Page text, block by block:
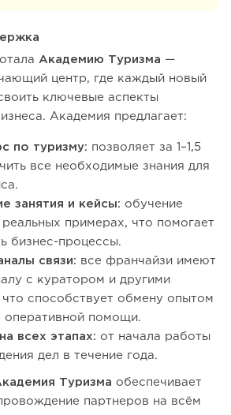
Академию Туризма —
центр, где каждый новый
ключевые аспекты
Академия предлагает:
по туризму: позволяет за 1–1,5
все необходимые знания для
занятия и кейсы: обучение
примерах, что помогает
бизнес-процессы.
связи: все франчайзи имеют
с куратором и другими
что способствует обмену опытом
оперативной помощи.
всех этапах: от начала работы
дел в течение года.
Туризма обеспечивает
партнеров на всём